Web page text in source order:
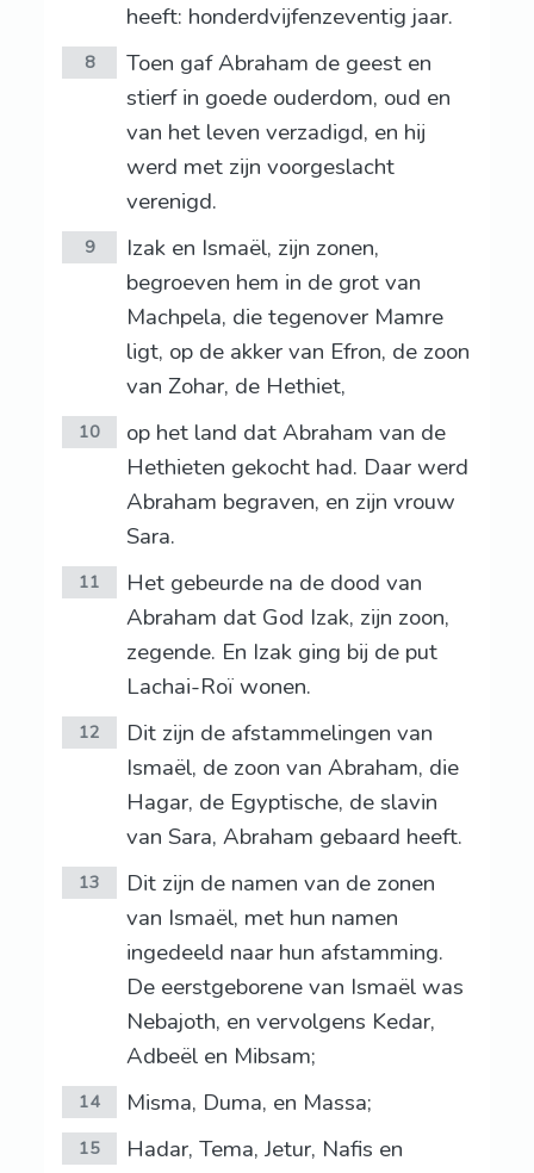
heeft: honderdvijfenzeventig jaar.
8
Toen gaf Abraham de geest en
stierf in goede ouderdom, oud en
van het leven verzadigd, en hij
werd met zijn voorgeslacht
verenigd.
9
Izak en Ismaël, zijn zonen,
begroeven hem in de grot van
Machpela, die tegenover Mamre
ligt, op de akker van Efron, de zoon
van Zohar, de Hethiet,
10
op het land dat Abraham van de
Hethieten gekocht had. Daar werd
Abraham begraven, en zijn vrouw
Sara.
11
Het gebeurde na de dood van
Abraham dat God Izak, zijn zoon,
zegende. En Izak ging bij de put
Lachai-Roï wonen.
12
Dit zijn de afstammelingen van
Ismaël, de zoon van Abraham, die
Hagar, de Egyptische, de slavin
van Sara, Abraham gebaard heeft.
13
Dit zijn de namen van de zonen
van Ismaël, met hun namen
ingedeeld naar hun afstamming.
De eerstgeborene van Ismaël was
Nebajoth, en vervolgens Kedar,
Adbeël en Mibsam;
14 Misma, Duma, en Massa;
15
Hadar, Tema, Jetur, Nafis en